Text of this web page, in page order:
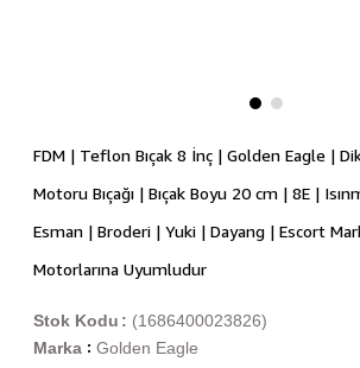
FDM | Teflon Bıçak 8 İnç | Golden Eagle |
Motoru Bıçağı | Bıçak Boyu 20 cm | 8E |
Esman | Broderi | Yuki | Dayang | Escort
Motorlarına Uyumludur
(1686400023826)
Stok Kodu
Marka : Golden Eagle